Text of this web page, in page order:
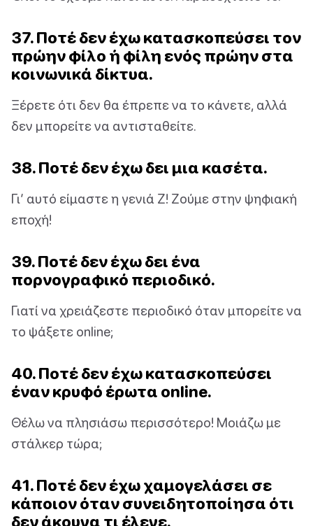
37. Ποτέ δεν έχω κατασκοπεύσει τον
πρώην φίλο ή φίλη ενός πρώην στα
κοινωνικά δίκτυα.
Ξέρετε ότι δεν θα έπρεπε να το κάνετε, αλλά
δεν μπορείτε να αντισταθείτε.
38. Ποτέ δεν έχω δει μια κασέτα.
Γι’ αυτό είμαστε η γενιά Ζ! Ζούμε στην ψηφιακή
εποχή!
39. Ποτέ δεν έχω δει ένα
πορνογραφικό περιοδικό.
Γιατί να χρειάζεστε περιοδικό όταν μπορείτε να
το ψάξετε online;
40. Ποτέ δεν έχω κατασκοπεύσει
έναν κρυφό έρωτα online.
Θέλω να πλησιάσω περισσότερο! Μοιάζω με
στάλκερ τώρα;
41. Ποτέ δεν έχω χαμογελάσει σε
κάποιον όταν συνειδητοποίησα ότι
δεν άκουγα τι έλεγε.